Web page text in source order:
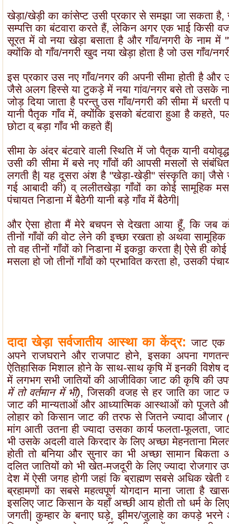
खेड़ा/खेड़ी का कांसेप्ट उसी प्रकार से समझा जा सकता है,
सम्पत्ति का बंटवारा करते हैं, लेकिन अगर एक भाई किसी
सूरत में वो नया खेड़ा बसाता है और गाँव/नगरी के नाम में
क्योंकि वो गाँव/नगरी खुद नया खेड़ा होता है जो उस गाँव/
इस प्रकार उस नए गाँव/नगर की अपनी सीमा होती है और
जैसे अलग हिस्से या टुकड़े में नया गांव/नगर बसे तो उसके
जोड़ दिया जाता है परन्तु उस गाँव/नगरी की सीमा में
यानी पैतृक गाँव में, क्योंकि इसको बंटवारा हुआ है कहते,
छोटा व् बड़ा गाँव भी कहते हैं|
सीमा के अंदर बंटवारे वाली स्थिति में जो पैतृक यानी
उसी की सीमा में बसे नए गाँवों की आपसी मसलों से संबंधित
लगती है| यह दूसरा अंश है "खेड़ा-खेड़ी" संस्कृति का| जैसे जब
गई आबादी की) व् ललीतखेड़ा गाँवों का कोई सामूहिक
पंचायत निडाना में बैठेगी यानी बड़े गाँव में बैठेगी|
और ऐसा होता मैं मेरे बचपन से देखता आया हूँ, कि जब
तीनों गाँवों की वोट लेने की इच्छा रखता हो अथवा सामूहिक
तो वह तीनों गाँवों को निडाना में इकठ्ठा करता है| ऐसे ही
मसला हो जो तीनों गाँवों को प्रभावित करता हो, उसकी
दादा खेड़ा सर्वजातीय आस्था का केंद्र:जाट एक
अपने राजघराने और राजपाट होने, इसका अपना
ऐतिहासिक मिशाल होने के साथ-साथ कृषि में इनकी विशेष
में लगभग सभी जातियों की आजीविका जाट की कृषि की
में तो वर्तमान में भी), जिसकी वजह से हर जाति का जाट
जाट की मान्यताओं और आध्यात्मिक आस्थाओं को
लोहार को किसान जाट की तरफ से जितने ज्यादा औजार
मांग आती उतना ही ज्यादा उसका कार्य फलता-फूलता,
भी उसके अदली वाले किरदार के लिए अच्छा मेहनताना
होती तो बनिया और सुनार का भी अच्छा सामान बिकता
दलित जातियों को भी खेत-मजदूरी के लिए ज्यादा रोजगार
देश में ऐसी जगह होगी जहां कि ब्राह्मण सबसे अधिक खेती
ब्रहामणों का सबसे महत्वपूर्ण योगदान माना जाता है
इसलिए जाट किसान के यहाँ अच्छी आय होती तो धर्म के
जगती| कुम्हार के बनाए घड़े, झीमर/जुलाहे का कपड़े भरने